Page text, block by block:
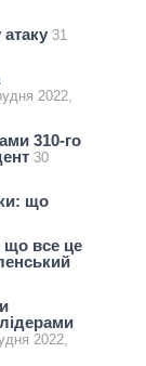
31
2022,
310-го
30
що
що все це
2022,